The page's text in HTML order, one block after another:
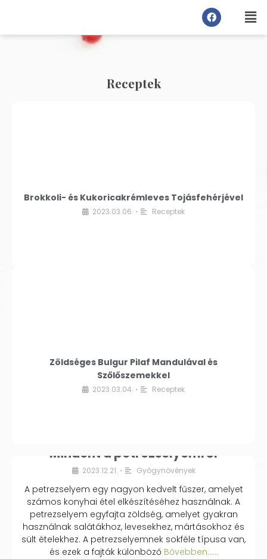
Receptek
Brokkoli- és Kukoricakrémleves Tojásfehérjével
2023.03.06. • Receptek
Zöldséges Bulgur Pilaf Mandulával és
Szőlőszemekkel
2023.03.04. • Receptek
Mindent a petrezselyemről
2023.12.21. • Gyógynövények
A petrezselyem egy nagyon kedvelt fűszer, amelyet
számos konyhai étel elkészítéséhez használnak. A
petrezselyem egyfajta zöldség, amelyet gyakran
használnak salátákhoz, levesekhez, mártásokhoz és
sült ételekhez. A petrezselyemnek sokféle típusa van,
és ezek a fajták különbözőBővebben...…